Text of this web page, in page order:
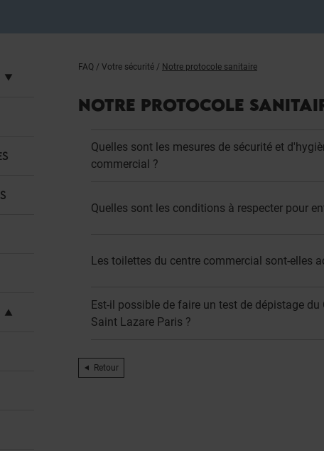
FAQ / Votre sécurité / Notre protocole sanitaire
NOTRE PROTOCOLE
Quelles sont les mesures de sécurité et
commercial ?
Quelles sont les conditions à respecter pour
Les toilettes du centre commercial sont-elles
Est-il possible de faire un test de dépistage du
Saint Lazare Paris ?
Retour